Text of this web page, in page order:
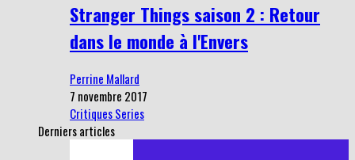
Stranger Things saison 2 : Retour
dans le monde à l'Envers
Perrine Mallard
7 novembre 2017
Critiques Series
Derniers articles